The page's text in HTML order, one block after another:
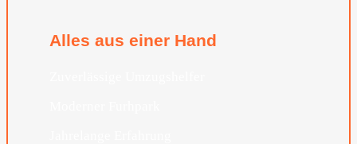
Alles aus einer Hand